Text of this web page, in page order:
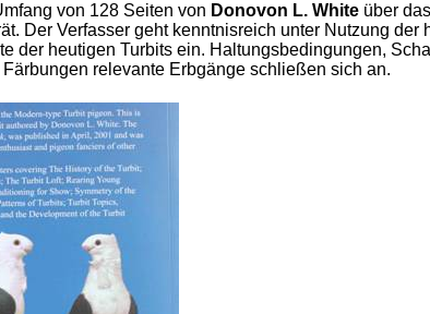
von 128 Seiten von Donovon L. White über
Der Verfasser geht kenntnisreich unter Nutzung der
der heutigen Turbits ein. Haltungsbedingungen,
relevante Erbgänge schließen sich an.